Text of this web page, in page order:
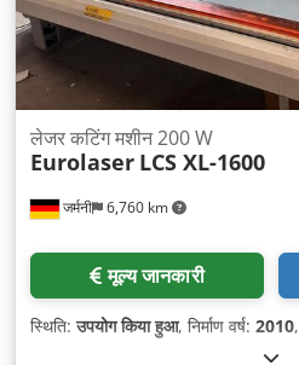
जर्मनी 6,760 km
लेजर कटिंग मशीन 200 W
Eurolaser LCS XL-1600
मूल्य जानकारी
स्थिति:उपयोग किया हुआ, निर्माण वर्ष: 2010,